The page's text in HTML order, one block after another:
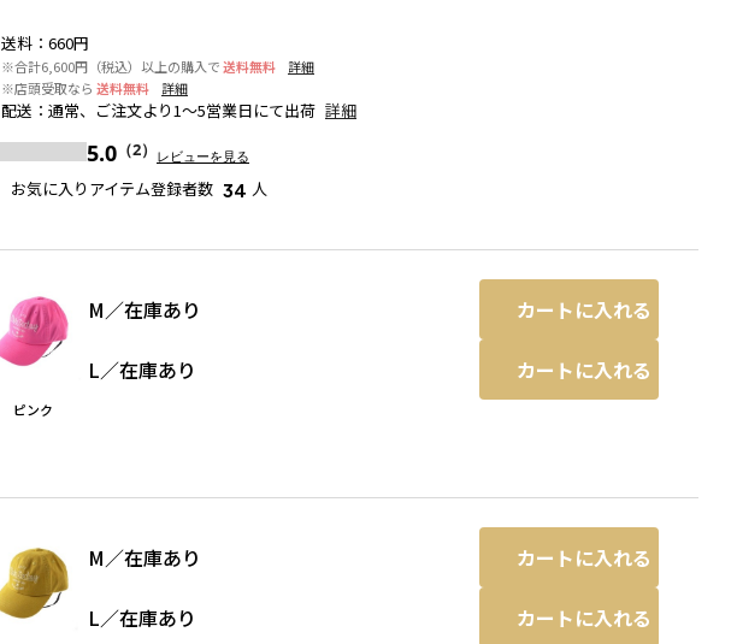
送料 ： 660円
※合計6,600円（税込）以上の購入で送料無料
詳細
※店頭受取なら 送料無料 詳細
配送 ： 通常、ご注文より1～5営業日にて出荷 詳細
5.0 （2） レビューを見る
お気に入りアイテム登録者数 34 人
ピンク
M／在庫あり カートに入れる
L／在庫あり カートに入れる
M／在庫あり カートに入れる
L／在庫あり カートに入れる